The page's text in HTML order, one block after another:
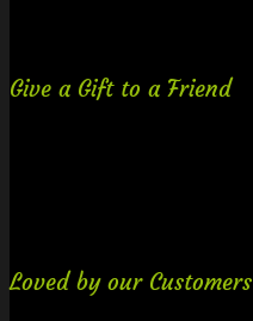
Give a Gift to a Friend
Loved by our Customers